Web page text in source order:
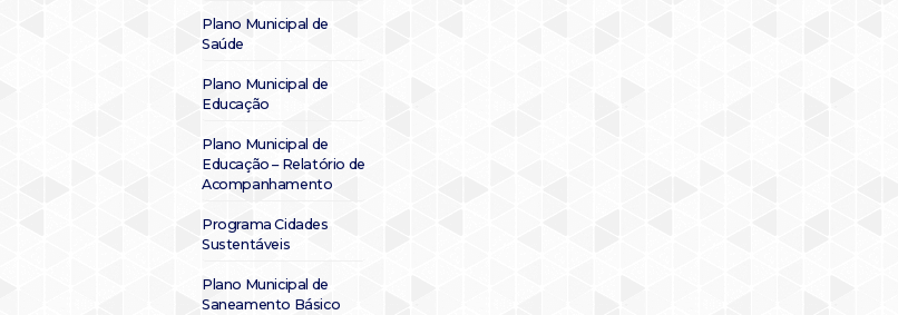
Plano Municipal de
Saúde
Plano Municipal de
Educação
Plano Municipal de
Educação – Relatório de
Acompanhamento
Programa Cidades
Sustentáveis
Plano Municipal de
Saneamento Básico